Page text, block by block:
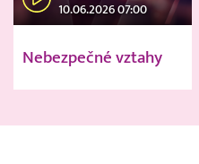
10.06.2026 07:00
Nebezpečné vztahy